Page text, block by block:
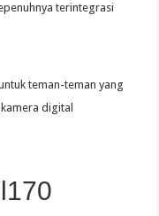
terintegrasi
teman-teman yang
digital